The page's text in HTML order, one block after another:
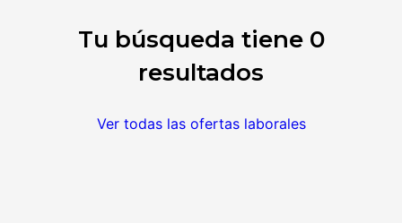
Tu búsqueda tiene 0
resultados
Ver todas las ofertas laborales